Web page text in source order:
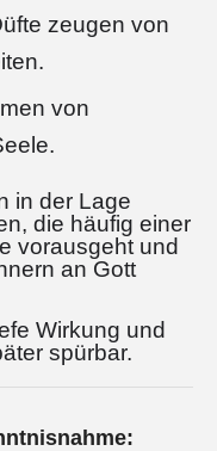
zeugen von
von
in der Lage
die häufig einer
vorausgeht und
an Gott
Wirkung und
spürbar.